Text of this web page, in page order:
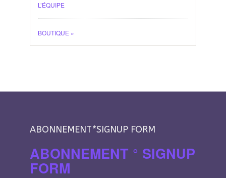
L’ÉQUIPE
BOUTIQUE »
ABONNEMENT*SIGNUP FORM
ABONNEMENT ° SIGNUP
FORM